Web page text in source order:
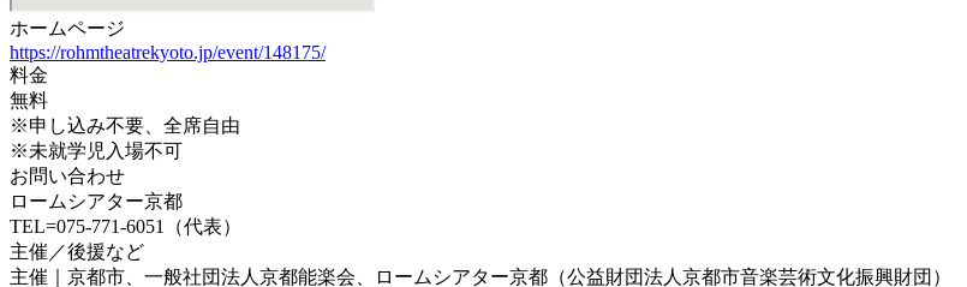
ホームページ
https://rohmtheatrekyoto.jp/event/148175/
料金
無料
※申し込み不要、全席自由
※未就学児入場不可
お問い合わせ
ロームシアター京都
TEL=075-771-6051（代表）
主催／後援など
主催｜京都市、一般社団法人京都能楽会、ロームシアター京都（公益財団法人京都市音楽芸術文化振興財団）